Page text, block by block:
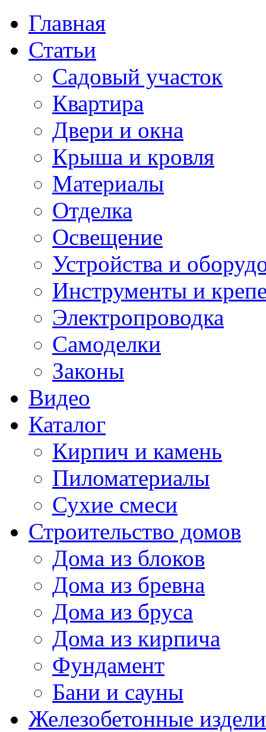
Главная
Статьи
Садовый участок
Квартира
Двери и окна
Крыша и кровля
Материалы
Отделка
Освещение
Устройства и
Инструменты и
Электропроводка
Самоделки
Законы
Видео
Каталог
Кирпич и камень
Пиломатериалы
Сухие смеси
Строительство домов
Дома из блоков
Дома из бревна
Дома из бруса
Дома из кирпича
Фундамент
Бани и сауны
Железобетонные